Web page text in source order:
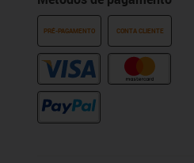
PRÉ-PAGAMENTO CONTA CLIENTE